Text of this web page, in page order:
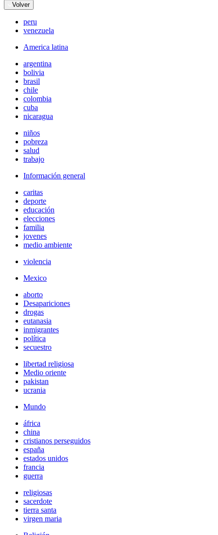
Volver
peru
venezuela
America latina
argentina
bolivia
brasil
chile
colombia
cuba
nicaragua
niños
pobreza
salud
trabajo
Información general
caritas
deporte
educación
elecciones
familia
jovenes
medio ambiente
violencia
Mexico
aborto
Desapariciones
drogas
eutanasia
inmigrantes
política
secuestro
libertad religiosa
Medio oriente
pakistan
ucrania
Mundo
áfrica
china
cristianos perseguidos
españa
estados unidos
francia
guerra
religiosas
sacerdote
tierra santa
virgen maria